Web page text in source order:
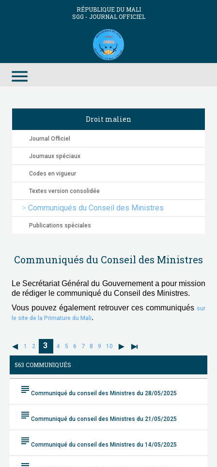
RÉPUBLIQUE DU MALI
SGG - JOURNAL OFFICIEL
menu
Droit malien
Journal Officiel
Journaux spéciaux
Codes en vigueur
Textes version consolidée
Communiqués du Conseil des Ministres
Publications spéciales
Communiqués du Conseil des Ministres
Le Secrétariat Général du Gouvernement a pour mission
de rédiger le communiqué du Conseil des Ministres.
Vous pouvez également retrouver ces communiqués sur
le site de la Primature du Mali.
1 2 3 4 5 6 7 8 9 10
563 COMMUNIQUÉS
subject Communiqué du conseil des Ministres du 28/05/2025
subject Communiqué du conseil des Ministres du 21/05/2025
subject Communiqué du conseil des Ministres du 14/05/2025